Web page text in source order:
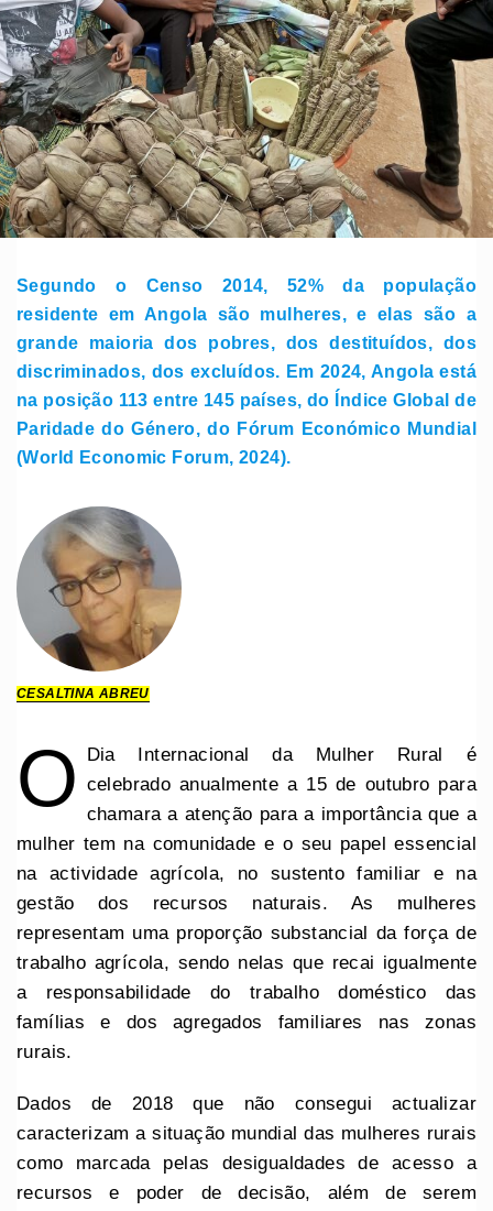
Segundo o Censo 2014, 52% da população
residente em Angola são mulheres, e elas são a
grande maioria dos pobres, dos destituídos, dos
discriminados, dos excluídos. Em 2024, Angola está
na posição 113 entre 145 países, do Índice Global de
Paridade do Género, do Fórum Económico Mundial
(World Economic Forum, 2024).
CESALTINA ABREU
O
Dia Internacional da Mulher Rural é
celebrado anualmente a 15 de outubro para
chamara a atenção para a importância que a
mulher tem na comunidade e o seu papel essencial
na actividade agrícola, no sustento familiar e na
gestão dos recursos naturais. As mulheres
representam uma proporção substancial da força de
trabalho agrícola, sendo nelas que recai igualmente
a responsabilidade do trabalho doméstico das
famílias e dos agregados familiares nas zonas
rurais.
Dados de 2018 que não consegui actualizar
caracterizam a situação mundial das mulheres rurais
como marcada pelas desigualdades de acesso a
recursos e poder de decisão, além de serem